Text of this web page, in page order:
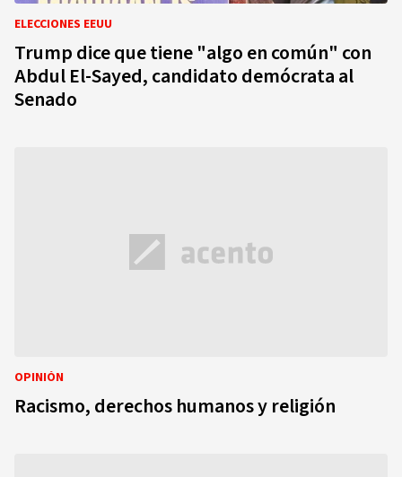
ELECCIONES EEUU
Trump dice que tiene "algo en común" con
Abdul El-Sayed, candidato demócrata al
Senado
OPINIÓN
Racismo, derechos humanos y religión